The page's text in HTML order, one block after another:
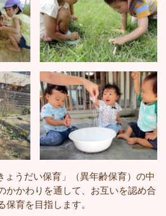
ょうだい保育」（異年齢保育）の中
かかわりを通して、お互いを認め合
育を目指します。